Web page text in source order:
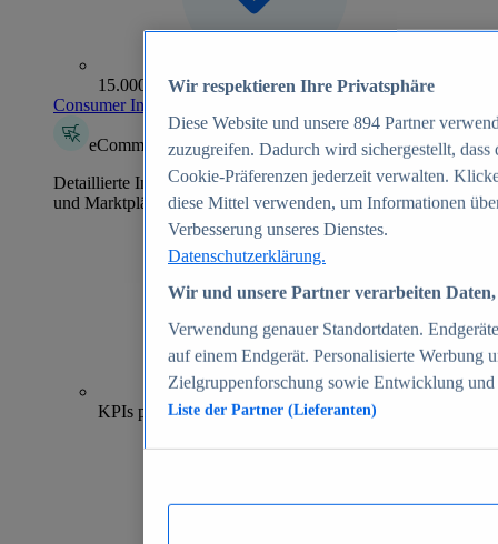
15.000+ Marken
Consumer Insights entdecken
eCommerce Insights
Detaillierte Informationen zu mehr als 39.000 Online-Shops
und Marktplätzen
70+
KPIs pro Shop
Wir respektieren Ihre Privatsphäre
Diese Website und unsere 894 Partner
zuzugreifen. Dadurch wird sichergestellt,
Cookie-Präferenzen jederzeit verwalten.
diese Mittel verwenden, um Informationen
Verbesserung unseres Dienstes.
Datenschutzerklärung.
Wir und unsere Partner verarbeiten
Verwendung genauer Standortdaten.
auf einem Endgerät. Personalisierte Werbung
Zielgruppenforschung sowie Entwicklung
Liste der Partner (Lieferanten)